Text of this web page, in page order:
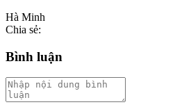
Hà Minh
Chia sẻ:
Bình luận